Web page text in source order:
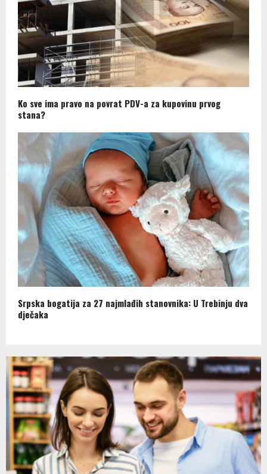
Ko sve ima pravo na povrat PDV-a za kupovinu prvog
stana?
Srpska bogatija za 27 najmlađih stanovnika: U Trebinju dva
dječaka